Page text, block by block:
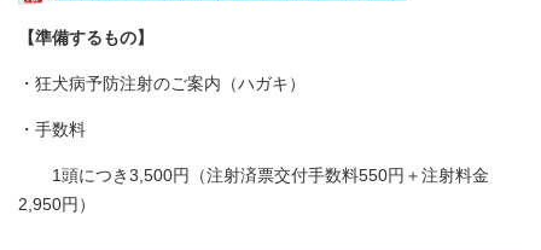
【準備するもの】
・狂犬病予防注射のご案内（ハガキ）
・手数料
1頭につき3,500円（注射済票交付手数料550円＋注射料金
2,950円）